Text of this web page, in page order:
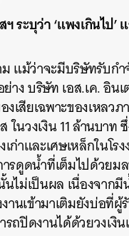
ระบุว่า ‘แพงเกินไป
แม้ว่าจะมีบริษัทรับก
ย่าง บริษัท เอส.เค. อิน
เสียเฉพาะของเหลวภ
ในวงเงิน 11 ล้านบาท
ก่าและเศษเหล็กในโร
รดูดน้ำที่เต็มไปด้วยม
นไม่เป็นผล เนื่องจาก
านเข้ามาเติมยังบ่อที่
ถปิดงานได้ด้วยวงเงิน